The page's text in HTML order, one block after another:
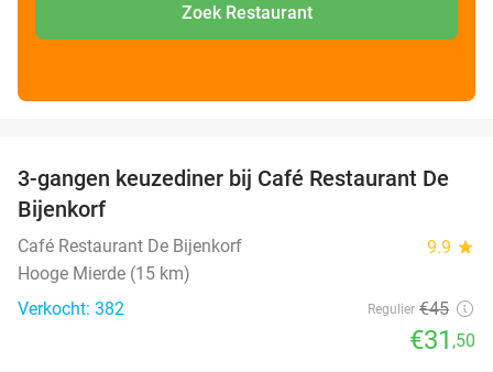
Zoek Restaurant
30%
3-gangen keuzediner bij Café Restaurant De
Bijenkorf
Café Restaurant De Bijenkorf 9.9 star
Hooge Mierde (15 km)
Verkocht: 382
Regulier €45
€31 ,50